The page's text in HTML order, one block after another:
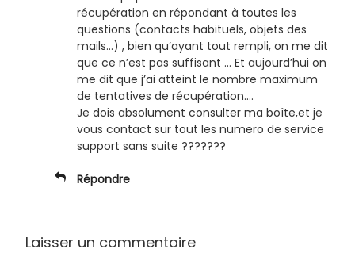
récupération en répondant à toutes les
questions (contacts habituels, objets des
mails…) , bien qu’ayant tout rempli, on me dit
que ce n’est pas suffisant … Et aujourd’hui on
me dit que j’ai atteint le nombre maximum
de tentatives de récupération….
Je dois absolument consulter ma boîte,et je
vous contact sur tout les numero de service
support sans suite ???????
Répondre
Laisser un commentaire